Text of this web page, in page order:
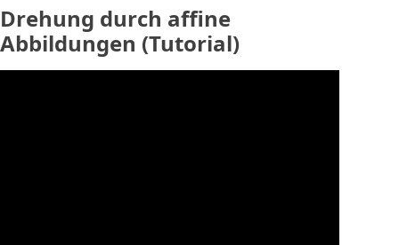
Drehung durch affine
Abbildungen (Tutorial)